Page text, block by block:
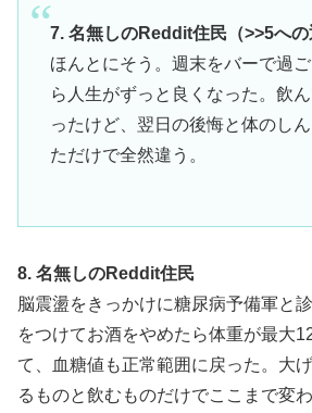
7. 名無しのReddit住民（>>5への
ほんとにそう。週末をバーで過
ら人生がずっと良くなった。飲
ったけど、翌日の後悔と体のし
ただけで全然違う。
8. 名無しのReddit住民
脳震盪をきっかけに糖尿病予備軍と
をつけてお酒をやめたら体重が最大
て、血糖値も正常範囲に戻った。大
るものと飲むものだけでここまで変わ